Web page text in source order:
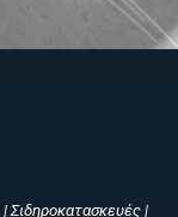
Σιδηροκατασκευές |